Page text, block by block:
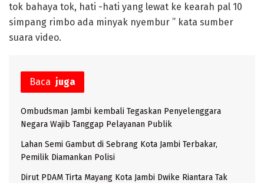
tok bahaya tok, hati -hati yang lewat ke kearah pal 10
simpang rimbo ada minyak nyembur ” kata sumber
suara video.
Baca juga
Ombudsman Jambi kembali Tegaskan Penyelenggara
Negara Wajib Tanggap Pelayanan Publik
Lahan Semi Gambut di Sebrang Kota Jambi Terbakar,
Pemilik Diamankan Polisi
Dirut PDAM Tirta Mayang Kota Jambi Dwike Riantara Tak